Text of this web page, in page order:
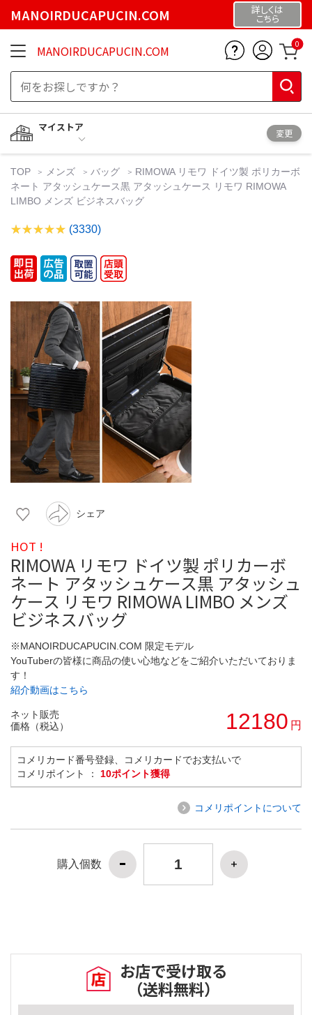
MANOIRDUCAPUCIN.COM 詳しくは
こちら
MANOIRDUCAPUCIN.COM 0
マイストア
変更
TOP メンズ バッグ
RIMOWA リモワ ドイツ製 ポリカーボ
ネート アタッシュケース黒 アタッシュケース リモワ RIMOWA
LIMBO メンズ ビジネスバッグ
(3330)
シェア
HOT !
RIMOWA リモワ ドイツ製 ポリカーボ
ネート アタッシュケース黒 アタッシュ
ケース リモワ RIMOWA LIMBO メンズ
ビジネスバッグ
※MANOIRDUCAPUCIN.COM 限定モデル
YouTuberの皆様に商品の使い心地などをご紹介いただいておりま
す！
紹介動画はこちら
ネット販売
価格（税込）
12180 円
コメリカード番号登録、コメリカードでお支払いで
コメリポイント ： 10ポイント獲得
コメリポイントについて
購入個数
お店で受け取る
（送料無料）